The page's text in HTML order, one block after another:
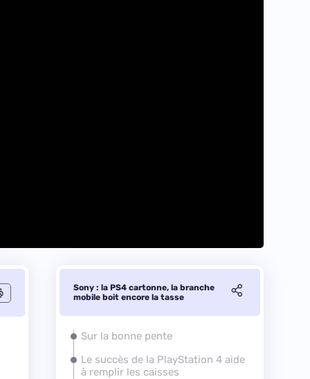
Sony : la PS4 cartonne, la branche
mobile boit encore la tasse
Sur la bonne pente
Le succès de la PlayStation 4 aide
à remplir les caisses